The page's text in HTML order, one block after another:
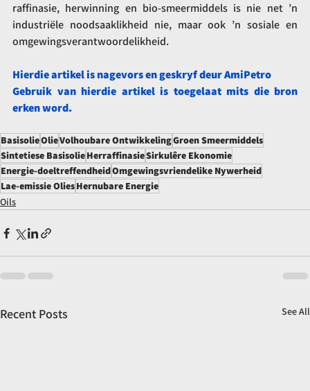
raffinasie, herwinning en bio-smeermiddels is nie net ’n
industriële noodsaaklikheid nie, maar ook ’n sosiale en
omgewingsverantwoordelikheid.
Hierdie artikel is nagevors en geskryf deur AmiPetro
Gebruik van hierdie artikel is toegelaat mits die bron
erken word.
BasisolieOlieVolhoubare OntwikkelingGroen Smeermiddels
Sintetiese BasisolieHerraffinasieSirkulêre Ekonomie
Energie-doeltreffendheidOmgewingsvriendelike Nywerheid
Lae-emissie OliesHernubare Energie
Oils
Recent Posts See All